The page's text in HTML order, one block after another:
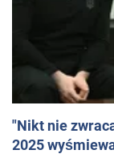
"Nikt nie
2025